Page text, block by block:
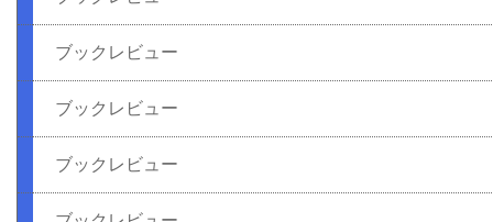
ブックレビュー
ブックレビュー
ブックレビュー